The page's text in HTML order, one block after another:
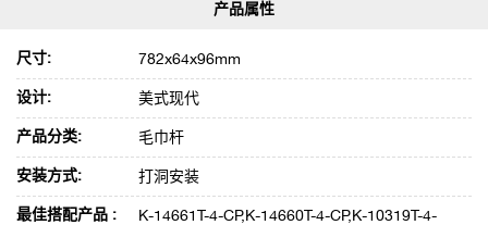
尺寸: 782x64x96mm
设计: 美式现代
产品分类: 毛巾杆
安装方式: 打洞安装
最佳搭配产品 :
K-14661T-4-CP,K-14660T-4-CP,K-10319T-4-